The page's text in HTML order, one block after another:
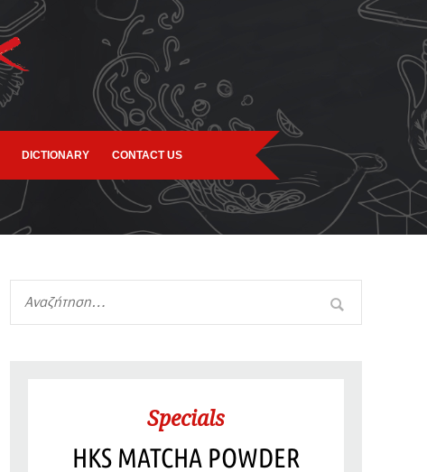
DICTIONARY CONTACT US
Specials
HKS MATCHA POWDER